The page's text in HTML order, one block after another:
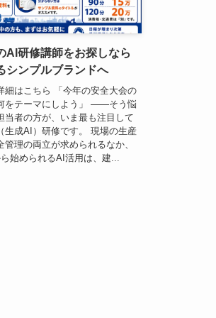
AI研修講師をお探しなら
シンプルブランドへ
細はこちら 「今年の安全大会の
をテーマにしよう」 ——そう悩
当者の方が、いま最も注目して
生成AI）研修です。 現場の生産
管理の両立が求められるなか、
始められるAI活用は、建...